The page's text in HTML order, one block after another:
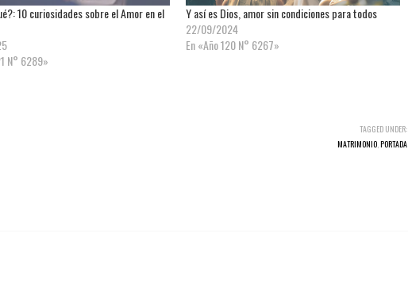
10 curiosidades sobre el Amor en el
N° 6289»
Y así es Dios, amor sin condiciones para todos
22/09/2024
En «Año 120 N° 6267»
TAGGED UNDER:
MATRIMONIO,PORTADA